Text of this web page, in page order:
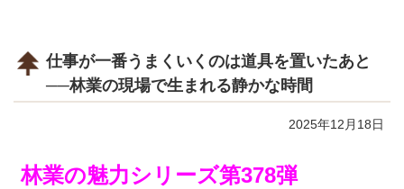
仕事が一番うまくいくのは道具を置いたあと
──林業の現場で生まれる静かな時間
2025年12月18日
林業の魅力シリーズ第378弾
ＧＥ